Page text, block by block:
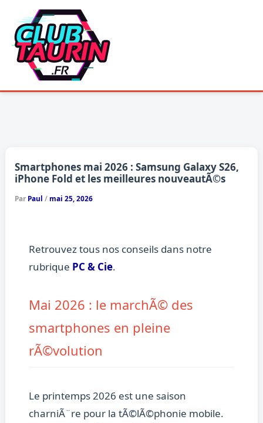
contenu
Smartphones mai 2026 : Samsung Galaxy S26,
iPhone Fold et les meilleures nouveautÃ©s
Par Paul / mai 25, 2026
Retrouvez tous nos conseils dans notre
rubrique PC & Cie.
Mai 2026 : le marchÃ© des
smartphones en pleine
rÃ©volution
Le printemps 2026 est une saison
charniÃ¨re pour la tÃ©lÃ©phonie mobile.